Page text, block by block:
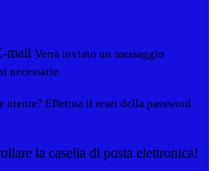
mail Verrà inviato un messaggio
necessarie.
utente? Effettua il reset della password
la casella di posta elettronica!